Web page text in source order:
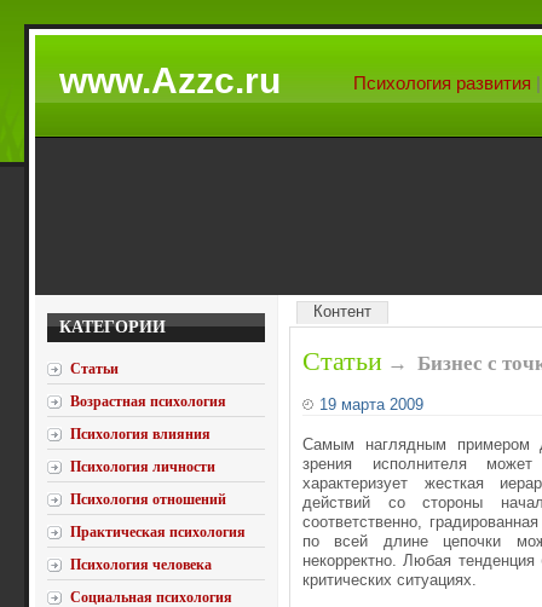
www.Azzc.ru Психология развития
КАТЕГОРИИ
Статьи
Возрастная психология
Психология влияния
Психология личности
Психология отношений
Практическая психология
Психология человека
Социальная психология
Контент
Статьи → Бизнес с
19 марта 2009
Самым наглядным примером
зрения исполнителя
характеризует жесткая
действий со стороны
соответственно,
по всей длине цепочки
некорректно. Любая
критических ситуациях.